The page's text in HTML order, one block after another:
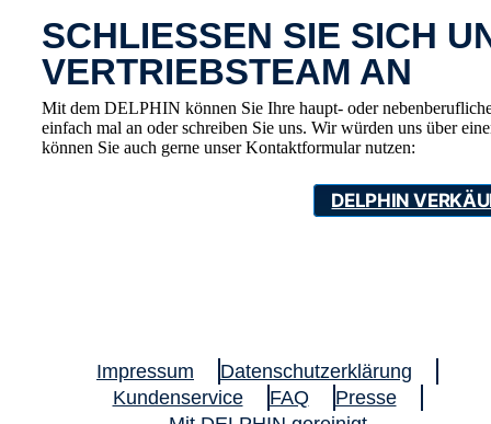
SCHLIESSEN SIE SICH
VERTRIEBSTEAM AN
Mit dem DELPHIN können Sie Ihre haupt- oder
einfach mal an oder schreiben Sie uns. Wir würden uns über
können Sie auch gerne unser Kontaktformular nutzen:
DELPHIN
Impressum
Datenschutzerklärung
Kundenservice
FAQ
Presse